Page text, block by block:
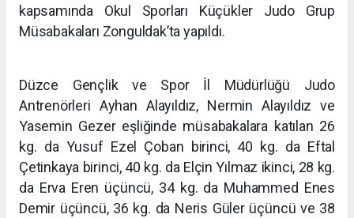
kapsamında Okul Sporları Küçükler Judo Grup
Müsabakaları Zonguldak’ta yapıldı.
Düzce Gençlik ve Spor İl Müdürlüğü Judo
Antrenörleri Ayhan Alayıldız, Nermin Alayıldız ve
Yasemin Gezer eşliğinde müsabakalara katılan 26
kg. da Yusuf Ezel Çoban birinci, 40 kg. da Eftal
Çetinkaya birinci, 40 kg. da Elçin Yılmaz ikinci, 28 kg.
da Erva Eren üçüncü, 34 kg. da Muhammed Enes
Demir üçüncü, 36 kg. da Neris Güler üçüncü ve 38